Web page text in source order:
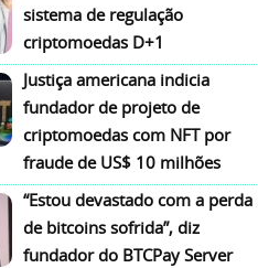
sistema de regulação
criptomoedas D+1
Justiça americana indicia
fundador de projeto de
criptomoedas com NFT por
fraude de US$ 10 milhões
“Estou devastado com a perda
de bitcoins sofrida”, diz
fundador do BTCPay Server